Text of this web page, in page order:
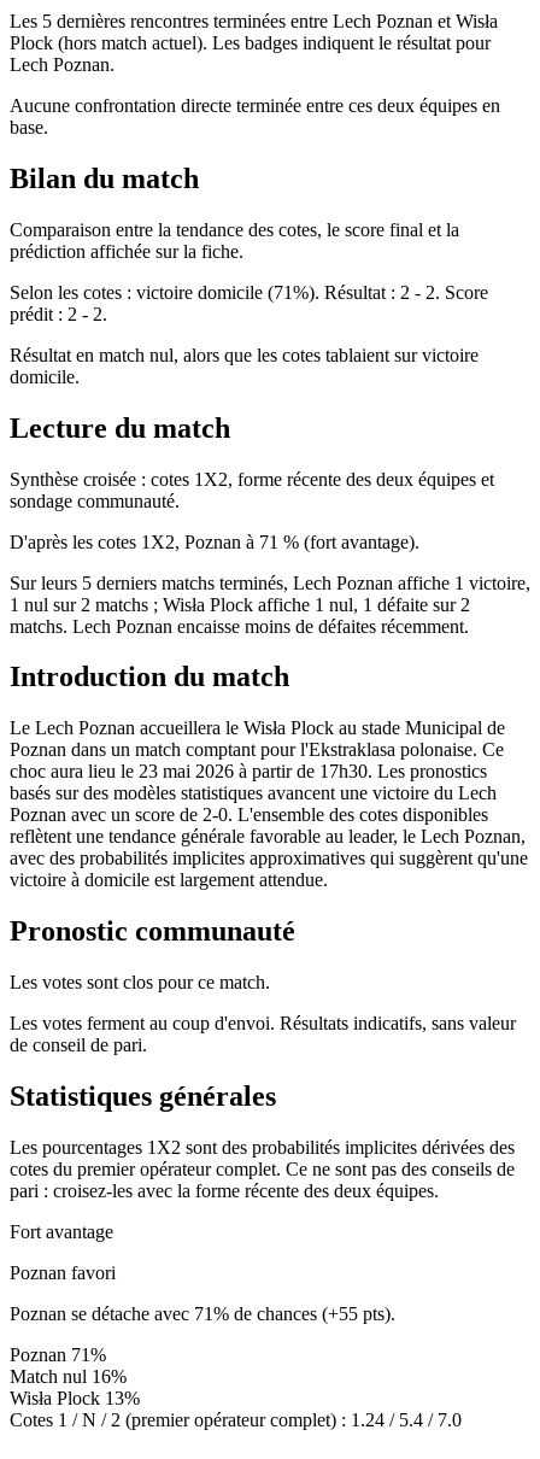
Les 5 dernières rencontres terminées entre Lech Poznan et Wisła
Plock (hors match actuel). Les badges indiquent le résultat pour
Lech Poznan.
Aucune confrontation directe terminée entre ces deux équipes en
base.
Bilan du match
Comparaison entre la tendance des cotes, le score final et la
prédiction affichée sur la fiche.
Selon les cotes : victoire domicile (71%). Résultat : 2 - 2. Score
prédit : 2 - 2.
Résultat en match nul, alors que les cotes tablaient sur victoire
domicile.
Lecture du match
Synthèse croisée : cotes 1X2, forme récente des deux équipes et
sondage communauté.
D'après les cotes 1X2, Poznan à 71 % (fort avantage).
Sur leurs 5 derniers matchs terminés, Lech Poznan affiche 1 victoire,
1 nul sur 2 matchs ; Wisła Plock affiche 1 nul, 1 défaite sur 2
matchs. Lech Poznan encaisse moins de défaites récemment.
Introduction du match
Le Lech Poznan accueillera le Wisła Plock au stade Municipal de
Poznan dans un match comptant pour l'Ekstraklasa polonaise. Ce
choc aura lieu le 23 mai 2026 à partir de 17h30. Les pronostics
basés sur des modèles statistiques avancent une victoire du Lech
Poznan avec un score de 2-0. L'ensemble des cotes disponibles
reflètent une tendance générale favorable au leader, le Lech Poznan,
avec des probabilités implicites approximatives qui suggèrent qu'une
victoire à domicile est largement attendue.
Pronostic communauté
Les votes sont clos pour ce match.
Les votes ferment au coup d'envoi. Résultats indicatifs, sans valeur
de conseil de pari.
Statistiques générales
Les pourcentages 1X2 sont des probabilités implicites dérivées des
cotes du premier opérateur complet. Ce ne sont pas des conseils de
pari : croisez-les avec la forme récente des deux équipes.
Fort avantage
Poznan favori
Poznan se détache avec 71% de chances (+55 pts).
Poznan 71%
Match nul 16%
Wisła Plock 13%
Cotes 1 / N / 2 (premier opérateur complet) : 1.24 / 5.4 / 7.0